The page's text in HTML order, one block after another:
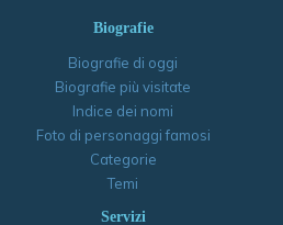
Biografie
Biografie di oggi
Biografie più visitate
Indice dei nomi
Foto di personaggi famosi
Categorie
Temi
Servizi